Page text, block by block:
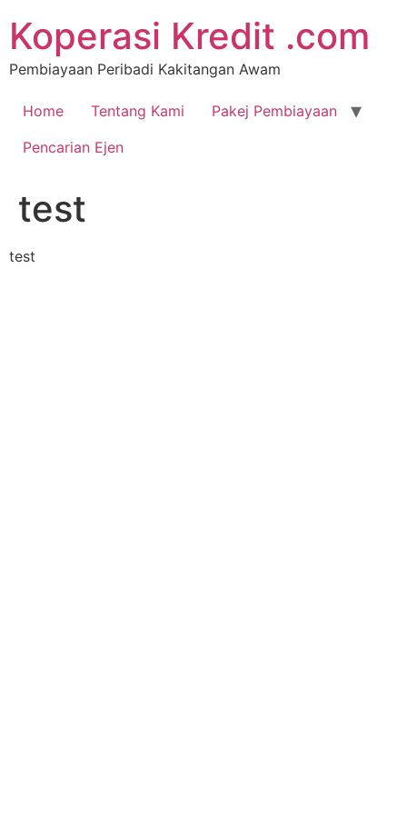
Koperasi Kredit .com
Pembiayaan Peribadi Kakitangan Awam
Home Tentang Kami
Pakej Pembiayaan
Pencarian Ejen
test
test